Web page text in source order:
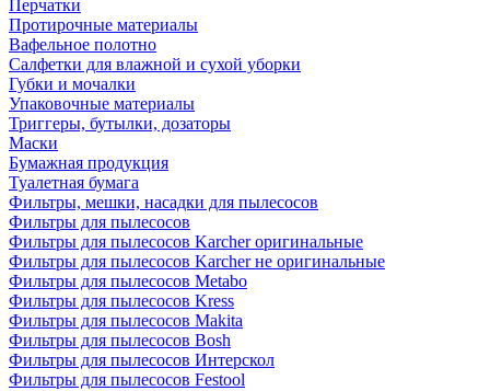
Перчатки
Протирочные материалы
Вафельное полотно
Салфетки для влажной и сухой уборки
Губки и мочалки
Упаковочные материалы
Триггеры, бутылки, дозаторы
Маски
Бумажная продукция
Туалетная бумага
Фильтры, мешки, насадки для пылесосов
Фильтры для пылесосов
Фильтры для пылесосов Karcher оригинальные
Фильтры для пылесосов Karcher не оригинальные
Фильтры для пылесосов Metabo
Фильтры для пылесосов Kress
Фильтры для пылесосов Makita
Фильтры для пылесосов Bosh
Фильтры для пылесосов Интерскол
Фильтры для пылесосов Festool